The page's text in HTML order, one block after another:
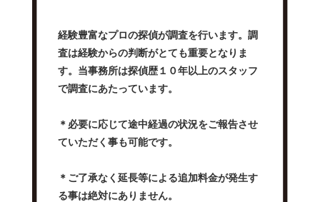
経験豊富なプロの探偵が調査を行います。調
査は経験からの判断がとても重要となりま
す。当事務所は探偵歴１０年以上のスタッフ
で調査にあたっています。
＊必要に応じて途中経過の状況をご報告させ
ていただく事も可能です。
＊ご了承なく延長等による追加料金が発生す
る事は絶対にありません。